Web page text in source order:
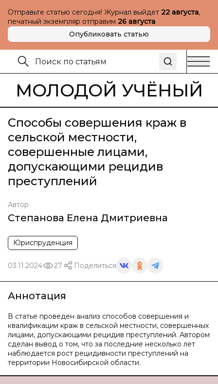
Отправьте статью сегодня! Журнал выйдет 22 августа,
печатный экземпляр отправим 26 августа
Опубликовать статью
МОЛОДОЙ УЧЁНЫЙ
Способы совершения краж в
сельской местности,
совершенные лицами,
допускающими рецидив
преступлений
Автор
Степанова Елена Дмитриевна
Юриспруденция
03.11.2024 27 Поделиться
Аннотация
В статье проведен анализ способов совершения и
квалификации краж в сельской местности, совершенных
лицами, допускающими рецидив преступлений. Автором
сделан вывод о том, что за последние несколько лет
наблюдается рост рецидивности преступлений на
территории Новосибирской области.